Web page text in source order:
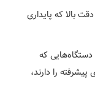
بالا که پایداری
که
را دارند،